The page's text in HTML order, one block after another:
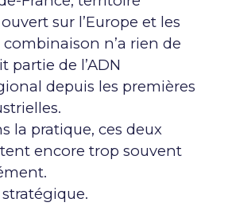
sur l’Europe et les
n’a rien de
partie de l’ADN
depuis les premières
la pratique, ces deux
encore trop souvent
stratégique.